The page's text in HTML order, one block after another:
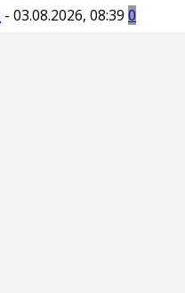
- 03.08.2026, 08:39 0